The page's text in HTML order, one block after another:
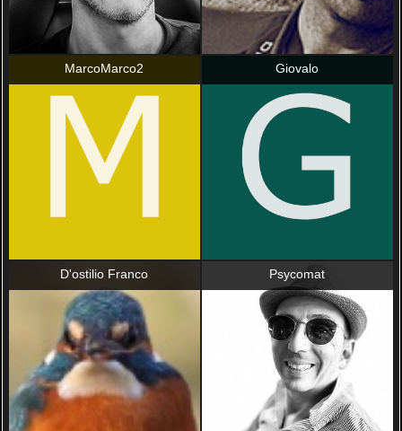
MarcoMarco2 Giovalo
D'ostilio Franco Psycomat